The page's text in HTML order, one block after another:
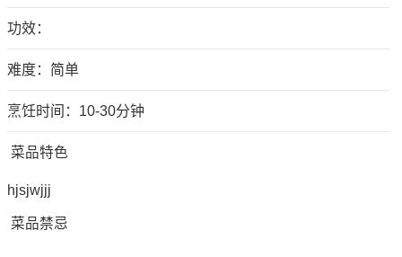
功效：
难度：简单
烹饪时间：10-30分钟
菜品特色
hjsjwjjj
菜品禁忌